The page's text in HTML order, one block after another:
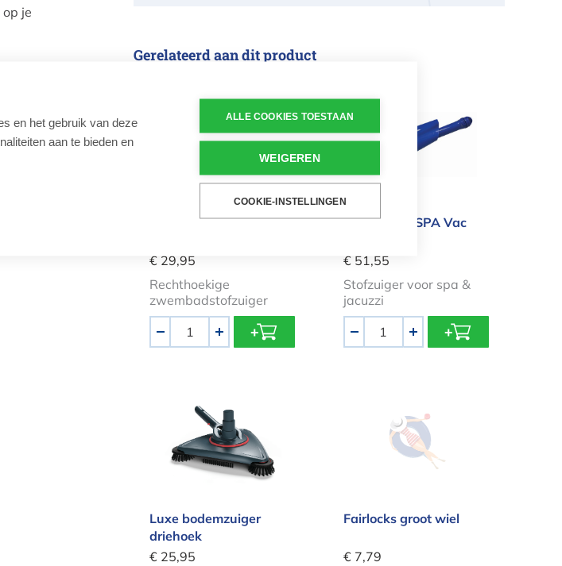
je
Gerelateerd aan dit product
Luxe vac 8-wielige bodemzuiger
Luxe vac 8-wielige
€ 29,95
Rechthoekige
zwembadstofzuiger
+
Poolblaster SPA Vac
Poolblaster SPA Vac
€ 51,55
Stofzuiger voor spa &
jacuzzi
+
Luxe bodemzuiger
driehoek
€ 25,95
Fairlocks groot wiel
€ 7,79
en het gebruik van deze
aan te bieden en
ALLE COOKIES TOESTAAN
WEIGEREN
COOKIE-INSTELLINGEN